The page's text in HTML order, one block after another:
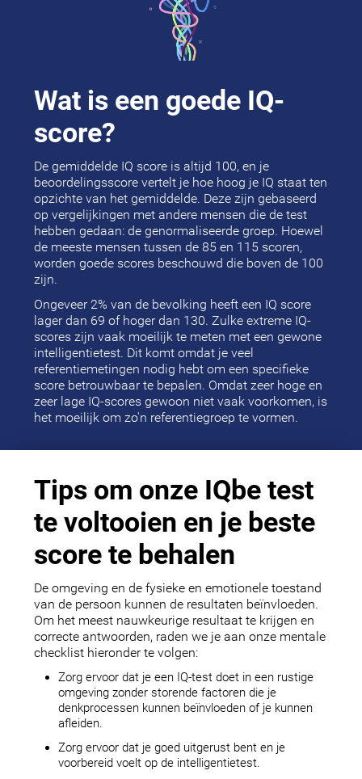
Wat is een goede IQ-
score?
De gemiddelde IQ score is altijd 100, en je
beoordelingsscore vertelt je hoe hoog je IQ staat ten
opzichte van het gemiddelde. Deze zijn gebaseerd
op vergelijkingen met andere mensen die de test
hebben gedaan: de genormaliseerde groep. Hoewel
de meeste mensen tussen de 85 en 115 scoren,
worden goede scores beschouwd die boven de 100
zijn.
Ongeveer 2% van de bevolking heeft een IQ score
lager dan 69 of hoger dan 130. Zulke extreme IQ-
scores zijn vaak moeilijk te meten met een gewone
intelligentietest. Dit komt omdat je veel
referentiemetingen nodig hebt om een specifieke
score betrouwbaar te bepalen. Omdat zeer hoge en
zeer lage IQ-scores gewoon niet vaak voorkomen, is
het moeilijk om zo'n referentiegroep te vormen.
Tips om onze IQbe test
te voltooien en je beste
score te behalen
De omgeving en de fysieke en emotionele toestand
van de persoon kunnen de resultaten beïnvloeden.
Om het meest nauwkeurige resultaat te krijgen en
correcte antwoorden, raden we je aan onze mentale
checklist hieronder te volgen:
Zorg ervoor dat je een IQ-test doet in een rustige
omgeving zonder storende factoren die je
denkprocessen kunnen beïnvloeden of je kunnen
afleiden.
Zorg ervoor dat je goed uitgerust bent en je
voorbereid voelt op de intelligentietest.